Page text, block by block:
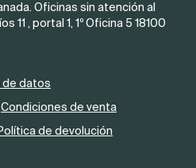
Oficinas sin atención al
11 , portal 1, 1º Oficina 5 18100
de datos
Condiciones de venta
de devolución